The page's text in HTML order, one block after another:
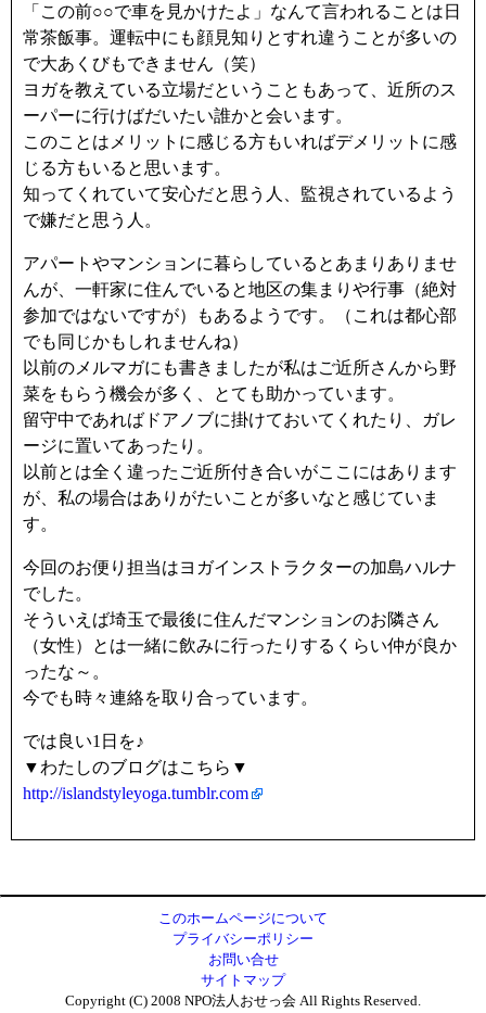
「この前○○で車を見かけたよ」なんて言われることは日
常茶飯事。運転中にも顔見知りとすれ違うことが多いの
で大あくびもできません（笑）
ヨガを教えている立場だということもあって、近所のス
ーパーに行けばだいたい誰かと会います。
このことはメリットに感じる方もいればデメリットに感
じる方もいると思います。
知ってくれていて安心だと思う人、監視されているよう
で嫌だと思う人。
アパートやマンションに暮らしているとあまりありませ
んが、一軒家に住んでいると地区の集まりや行事（絶対
参加ではないですが）もあるようです。（これは都心部
でも同じかもしれませんね）
以前のメルマガにも書きましたが私はご近所さんから野
菜をもらう機会が多く、とても助かっています。
留守中であればドアノブに掛けておいてくれたり、ガレ
ージに置いてあったり。
以前とは全く違ったご近所付き合いがここにはあります
が、私の場合はありがたいことが多いなと感じていま
す。
今回のお便り担当はヨガインストラクターの加島ハルナ
でした。
そういえば埼玉で最後に住んだマンションのお隣さん
（女性）とは一緒に飲みに行ったりするくらい仲が良か
ったな～。
今でも時々連絡を取り合っています。
では良い1日を♪
▼わたしのブログはこちら▼
http://islandstyleyoga.tumblr.com
このホームページについて
プライバシーポリシー
お問い合せ
サイトマップ
Copyright (C) 2008 NPO法人おせっ会 All Rights Reserved.